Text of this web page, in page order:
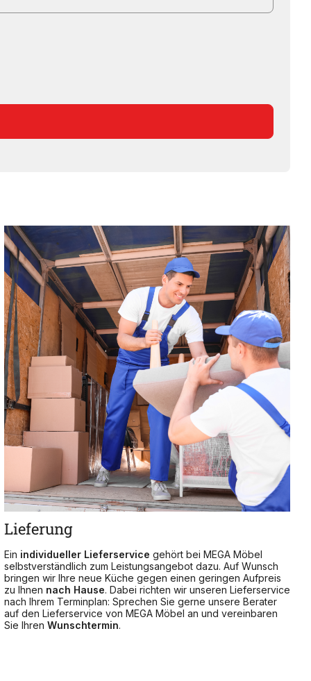
Lieferung
Ein individueller Lieferservice gehört bei MEGA Möbel
selbstverständlich zum Leistungsangebot dazu. Auf Wunsch
bringen wir Ihre neue Küche gegen einen geringen Aufpreis
zu Ihnen nach Hause. Dabei richten wir unseren Lieferservice
nach Ihrem Terminplan: Sprechen Sie gerne unsere Berater
auf den Lieferservice von MEGA Möbel an und vereinbaren
Sie Ihren Wunschtermin.